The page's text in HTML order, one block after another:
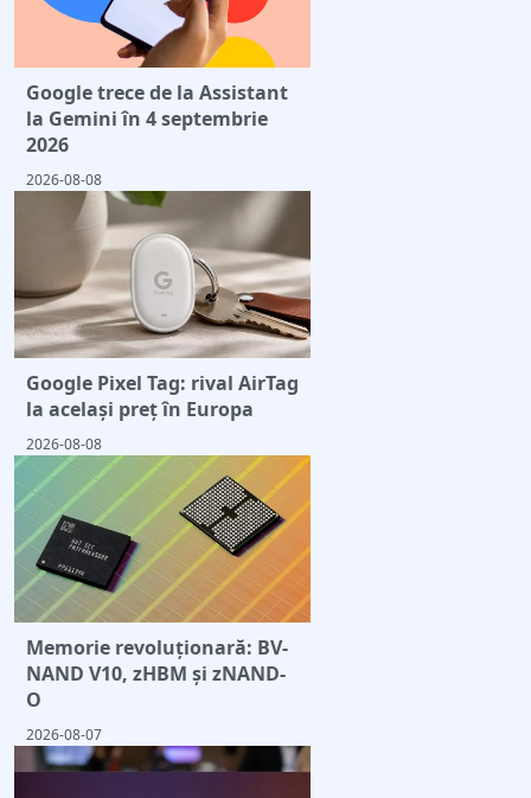
Google trece de la Assistant
la Gemini în 4 septembrie
2026
2026-08-08
Google Pixel Tag: rival AirTag
la același preț în Europa
2026-08-08
Memorie revoluționară: BV-
NAND V10, zHBM și zNAND-
O
2026-08-07